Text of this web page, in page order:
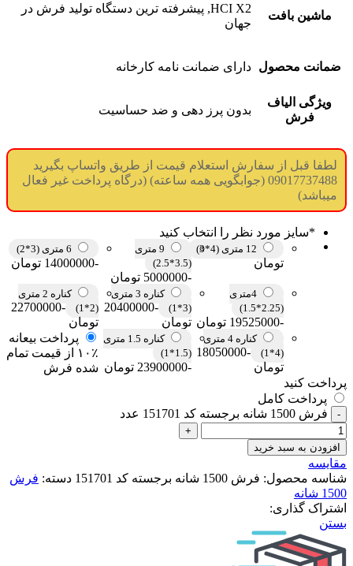
ماشین بافت
HCI X2, پیشرفته ترین دستگاه تولید فرش در
جهان
ضمانت محصول دارای ضمانت نامه کارخانه
ویژگی الیاف
فرش
بدون پرز دهی و ضد حساسیت
لطفا قبل از سفارش استعلام قیمت از طریق واتساپ بگیرید
09017737488 (جوابگویی همه ساعته) (درگاه پرداخت غیر فعال
میباشد)
*سایز مورد نظر را انتخاب کنید
12 متری (4*3)
تومان
9 متری
(3.5*2.5)
-5000000 تومان
6 متری (3*2)
-14000000 تومان
4متری
(2.25*1.5)
-19525000 تومان
کناره 3 متری
(3*1)
-20400000
تومان
کناره 2 متری
(2*1)
-22700000
تومان
کناره 4 متری
(4*1)
-18050000
تومان
کناره 1.5 متری
(1.5*1)
-23900000 تومان
پرداخت بیعانه
۱۰٪ از قیمت تمام
شده فرش
پرداخت کنید
پرداخت کامل
فرش 1500 شانه برجسته کد 151701 عدد
افزودن به سبد خرید
مقایسه
شناسه محصول: فرش 1500 شانه برجسته کد 151701 دسته: فرش
1500 شانه
اشتراک گذاری:
بستن